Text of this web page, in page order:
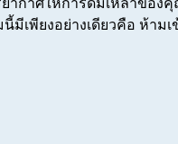
มีเพียงอย่างเดียวคือ ห้าม